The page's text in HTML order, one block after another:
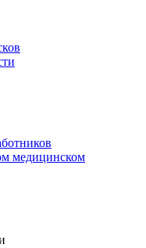
медицинском